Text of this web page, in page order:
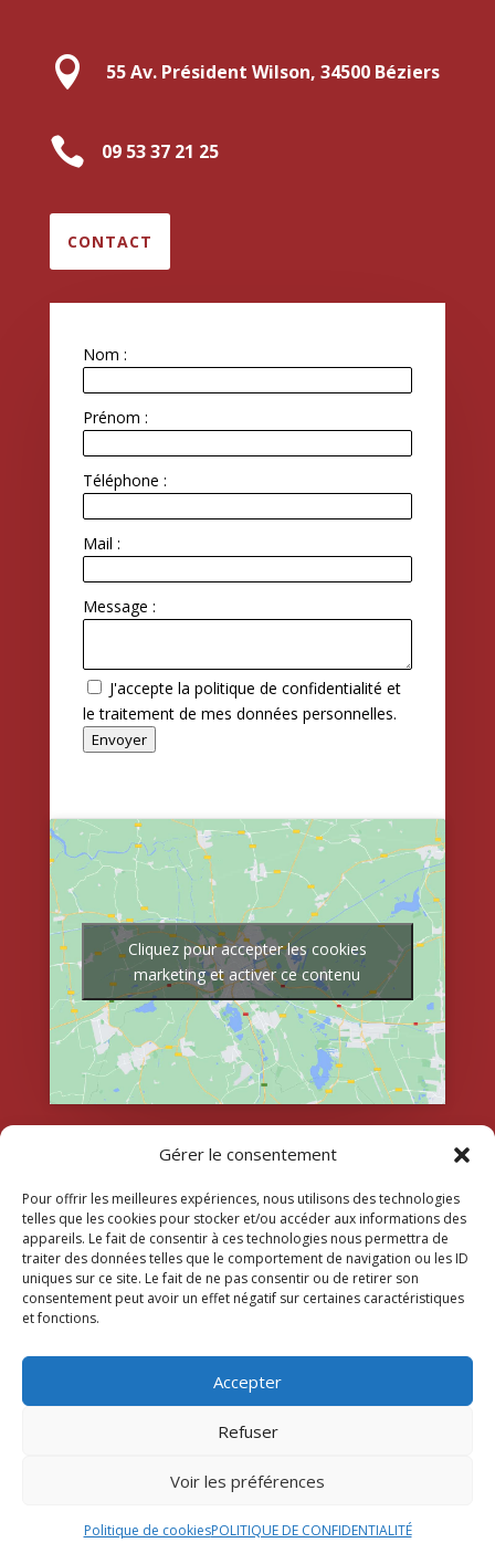
Gérer le consentement
Pour offrir les meilleures expériences, nous utilisons des technologies
telles que les cookies pour stocker et/ou accéder aux informations des
appareils. Le fait de consentir à ces technologies nous permettra de
traiter des données telles que le comportement de navigation ou les ID
uniques sur ce site. Le fait de ne pas consentir ou de retirer son
consentement peut avoir un effet négatif sur certaines caractéristiques
et fonctions.
Accepter
Refuser
Voir les préférences
Politique de cookiesPOLITIQUE DE CONFIDENTIALITÉ
 55 Av. Président Wilson, 34500 Béziers
 09 53 37 21 25
CONTACT
Nom :
Prénom :
Téléphone :
Mail :
Message :
J'accepte la politique de confidentialité et
le traitement de mes données personnelles.
Envoyer
Cliquez pour accepter les cookies
marketing et activer ce contenu
© 2026 M Development–Mentions légales